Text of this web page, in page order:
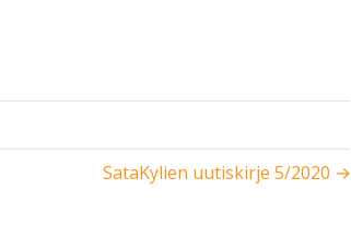
SataKylien uutiskirje 5/2020 →